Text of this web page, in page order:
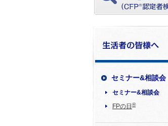
セミナー&相談会
セミナー&相談会
FPの日 ®